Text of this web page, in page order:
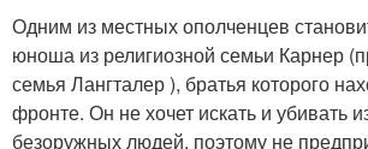
Одним из местных ополченцев
юноша из религиозной семьи Карнер
семья Лангталер ), братья которого
фронте. Он не хочет искать и убивать
безоружных людей, поэтому не